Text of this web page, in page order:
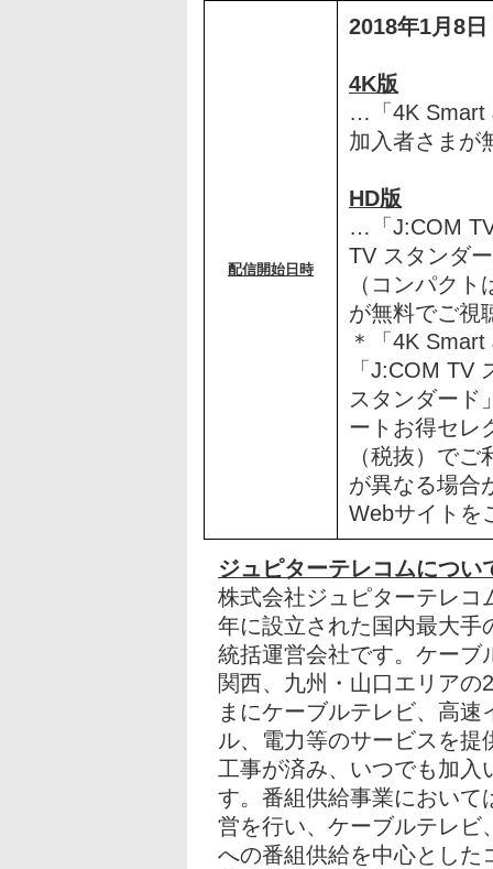
配信開始日時
2018年1月8
4K版
…「4K Smart
加入者さまが
HD版
…「J:COM
TV スタンダ
（コンパク
が無料でご視
＊「4K
「J:COM TV
スタンダード
ートお得セレ
（税抜）で
が異なる場合
Webサイトを
ジュピターテレコムについ
株式会社ジュピターテレコ
年に設立された国内最大手
統括運営会社です。ケーブ
関西、九州・山口エリア
まにケーブルテレビ、高
ル、電力等のサービスを
工事が済み、いつでも加入
す。番組供給事業において
営を行い、ケーブルテレビ
への番組供給を中心とした